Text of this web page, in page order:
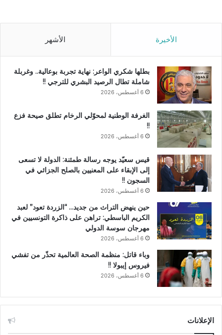
الأخيرة الأشهر
بطلها شكري الواعر: نهاية تجربة بوعالية.. وغربلة
شاملة تطال الرصيد البشري للترجي !!
6 أغسطس، 2026
الغرفة الوطنية لمحوّلي الرخام تطلق صيحة فزع
!!
6 أغسطس، 2026
قيس سعيّد يوجه رسالة طمئنة: الدولة لا تسعى
إلى الإبقاء على المعنيين بالصلح الجزائي في
السجون !!
6 أغسطس، 2026
حين ينهض التراث من جديد… “الزردة تعود” لعبد
الكريم الباسطي: تراهن على ذاكرة التونسيين في
مهرجان سوسة الدولي
6 أغسطس، 2026
وباء قاتل: منظمة الصحة العالمية تحذّر من تفشي
فيروس إيبولا !!
6 أغسطس، 2026
الإعلانات